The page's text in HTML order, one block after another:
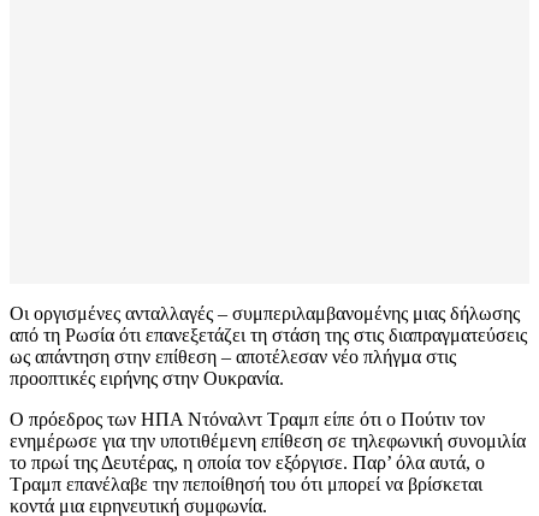
Οι οργισμένες ανταλλαγές – συμπεριλαμβανομένης μιας δήλωσης
από τη Ρωσία ότι επανεξετάζει τη στάση της στις διαπραγματεύσεις
ως απάντηση στην επίθεση – αποτέλεσαν νέο πλήγμα στις
προοπτικές ειρήνης στην Ουκρανία.
Ο πρόεδρος των ΗΠΑ Ντόναλντ Τραμπ είπε ότι ο Πούτιν τον
ενημέρωσε για την υποτιθέμενη επίθεση σε τηλεφωνική συνομιλία
το πρωί της Δευτέρας, η οποία τον εξόργισε. Παρ’ όλα αυτά, ο
Τραμπ επανέλαβε την πεποίθησή του ότι μπορεί να βρίσκεται
κοντά μια ειρηνευτική συμφωνία.